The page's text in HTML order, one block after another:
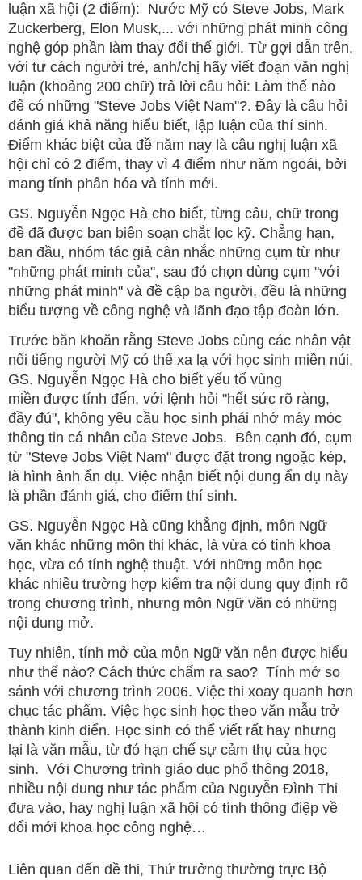
luận xã hội (2 điểm): Nước Mỹ có Steve Jobs, Mark
Zuckerberg, Elon Musk,... với những phát minh công
nghệ góp phần làm thay đổi thế giới. Từ gợi dẫn trên,
với tư cách người trẻ, anh/chị hãy viết đoạn văn nghị
luận (khoảng 200 chữ) trả lời câu hỏi: Làm thế nào
để có những "Steve Jobs Việt Nam"?. Đây là câu hỏi
đánh giá khả năng hiểu biết, lập luận của thí sinh.
Điểm khác biệt của đề năm nay là câu nghị luận xã
hội chỉ có 2 điểm, thay vì 4 điểm như năm ngoái, bởi
mang tính phân hóa và tính mới.
GS. Nguyễn Ngọc Hà cho biết, từng câu, chữ trong
đề đã được ban biên soạn chắt lọc kỹ. Chẳng hạn,
ban đầu, nhóm tác giả cân nhắc những cụm từ như
"những phát minh của", sau đó chọn dùng cụm "với
những phát minh" và đề cập ba người, đều là những
biểu tượng về công nghệ và lãnh đạo tập đoàn lớn.
Trước băn khoăn rằng Steve Jobs cùng các nhân vật
nổi tiếng người Mỹ có thể xa lạ với học sinh miền núi,
GS. Nguyễn Ngọc Hà cho biết yếu tố vùng
miền được tính đến, với lệnh hỏi "hết sức rõ ràng,
đầy đủ", không yêu cầu học sinh phải nhớ máy móc
thông tin cá nhân của Steve Jobs. Bên cạnh đó, cụm
từ "Steve Jobs Việt Nam" được đặt trong ngoặc kép,
là hình ảnh ẩn dụ. Việc nhận biết nội dung ẩn dụ này
là phần đánh giá, cho điểm thí sinh.
GS. Nguyễn Ngọc Hà cũng khẳng định, môn Ngữ
văn khác những môn thi khác, là vừa có tính khoa
học, vừa có tính nghệ thuật. Với những môn học
khác nhiều trường hợp kiểm tra nội dung quy định rõ
trong chương trình, nhưng môn Ngữ văn có những
nội dung mở.
Tuy nhiên, tính mở của môn Ngữ văn nên được hiểu
như thế nào? Cách thức chấm ra sao? Tính mở so
sánh với chương trình 2006. Việc thi xoay quanh hơn
chục tác phẩm. Việc học sinh học theo văn mẫu trở
thành kinh điển. Học sinh có thể viết rất hay nhưng
lại là văn mẫu, từ đó hạn chế sự cảm thụ của học
sinh. Với Chương trình giáo dục phổ thông 2018,
nhiều nội dung như tác phẩm của Nguyễn Đình Thi
đưa vào, hay nghị luận xã hội có tính thông điệp về
đổi mới khoa học công nghệ…
Liên quan đến đề thi, Thứ trưởng thường trực Bộ